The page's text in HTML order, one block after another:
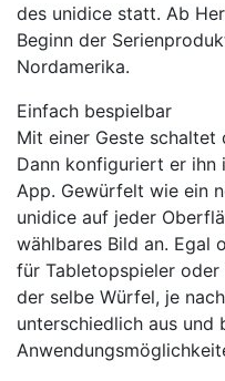
des unidice statt. Ab
Beginn der
Nordamerika.
Einfach bespielbar
Mit einer Geste schaltet
Dann konfiguriert er ihn
App. Gewürfelt wie ein
unidice auf jeder
wählbares Bild an. Egal
für Tabletopspieler oder
der selbe Würfel, je
unterschiedlich aus und